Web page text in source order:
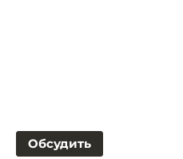
Обсудить